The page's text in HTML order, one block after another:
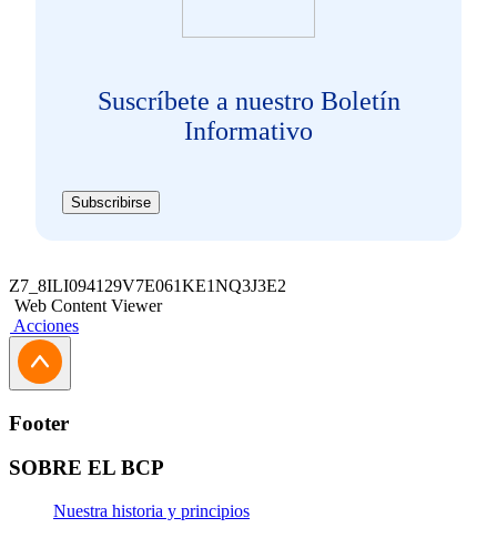
Suscríbete a nuestro Boletín
Informativo
Subscribirse
Z7_8ILI094129V7E061KE1NQ3J3E2
Web Content Viewer
Acciones
Footer
SOBRE EL BCP
Nuestra historia y principios